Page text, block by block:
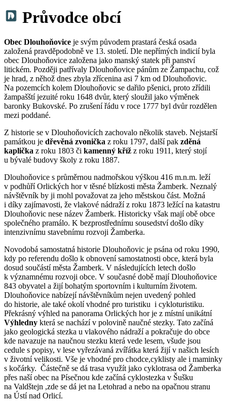
Průvodce obcí
Obec Dlouhoňovice je svým původem prastará česká osada
založená pravděpodobně ve 13. století. Dle nepřímých indicií byla
obec Dlouhoňovice založena jako manský statek při panství
litickém. Později patřívaly Dlouhoňovice pánům ze Žampachu, což
je hrad, z něhož dnes zbyla zřícenina asi 7 km od Dlouhoňovic.
Na pozemcích kolem Dlouhoňovic se dařilo pšenici, proto zřídili
žampašští jezuité roku 1648 dvůr, který sloužil jako výměnek
baronky Bukovské. Po zrušení řádu v roce 1777 byl dvůr rozdělen
mezi poddané.
Z historie se v Dlouhoňovicích zachovalo několik staveb. Nejstarší
památkou je dřevěná zvonička z roku 1797, další pak zděná
kaplička z roku 1803 či kamenný kříž z roku 1911, který stojí
u bývalé budovy školy z roku 1887.
Dlouhoňovice s průměrnou nadmořskou výškou 416 m.n.m. leží
v podhůří Orlických hor v těsné blízkosti města Žamberk. Neznalý
návštěvník by ji mohl považovat za jeho městskou část. Možná
i díky zajímavosti, že vlakové nádraží z roku 1873 ležící na katastru
Dlouhoňovic nese název Žamberk. Historicky však mají obě obce
společného pramálo. K bezprostřednímu sousedství došlo díky
intenzivnímu stavebnímu rozvoji Žamberka.
Novodobá samostatná historie Dlouhoňovic je psána od roku 1990,
kdy po referendu došlo k obnovení samostatnosti obce, která byla
dosud součástí města Žamberk. V následujících letech došlo
k významnému rozvoji obce. V současné době mají Dlouhoňovice
843 obyvatel a žijí bohatým sportovním i kulturním životem.
Dlouhoňovice nabízejí návštěvníkům nejen uvedený pohled
do historie, ale také okolí vhodné pro turistiku i cykloturistiku.
Překrásný výhled na panorama Orlických hor je z místní unikátní
Výhledny která se nachází v polovině naučné stezky. Tato začíná
jako geologická stezka u vlakového nádraží a pokračuje do obce
kde navazuje na naučnou stezku která vede lesem, všude jsou
cedule s popisy, v lese vyřezávaná zvířátka která žijí v našich lesích
v životní velikosti. Vše je vhodné pro chodce,cyklisty ale i maminky
s kočárky. Částečně se dá trasa využít jako cyklotrasa od Žamberka
přes naší obec na Písečnou kde začíná cyklostezka v Šušku
na Valdštejn ,zde se dá jet na Letohrad a nebo na opačnou stranu
na Ústí nad Orlicí.